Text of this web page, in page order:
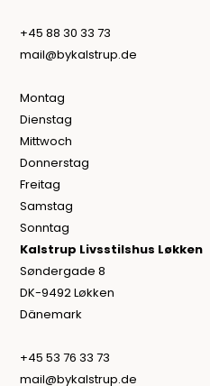
+45 88 30 33 73
mail@bykalstrup.de
Montag
Dienstag
Mittwoch
Donnerstag
Freitag
Samstag
Sonntag
Kalstrup Livsstilshus Løkken
Søndergade 8
DK-9492 Løkken
Dänemark
+45 53 76 33 73
mail@bykalstrup.de